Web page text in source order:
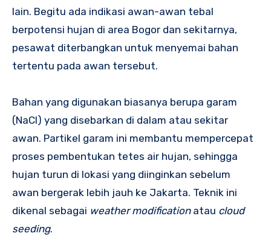
lain. Begitu ada indikasi awan-awan tebal
berpotensi hujan di area Bogor dan sekitarnya,
pesawat diterbangkan untuk menyemai bahan
tertentu pada awan tersebut.
Bahan yang digunakan biasanya berupa garam
(NaCl) yang disebarkan di dalam atau sekitar
awan. Partikel garam ini membantu mempercepat
proses pembentukan tetes air hujan, sehingga
hujan turun di lokasi yang diinginkan sebelum
awan bergerak lebih jauh ke Jakarta. Teknik ini
dikenal sebagai weather modificationatau cloud
seeding.